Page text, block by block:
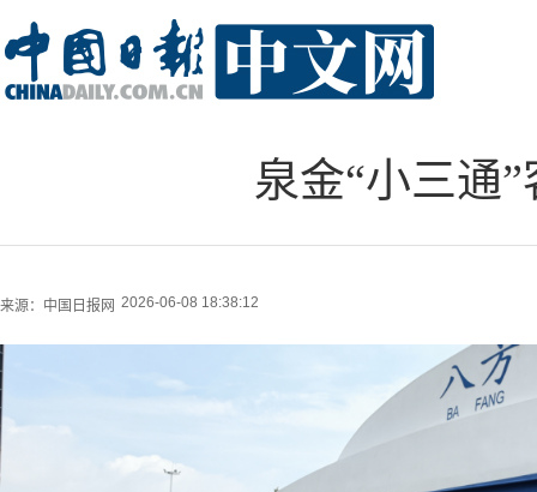
泉金“小三通
来源： 中国日报网 2026-06-08 18:38:12